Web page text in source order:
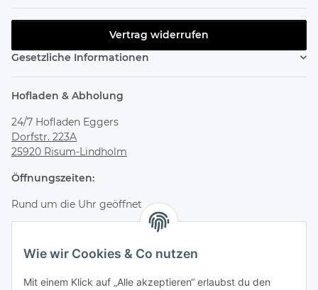
Wie wir Cookies & Co nutzen
Mit einem Klick auf „Alle akzeptieren“ erlaubst du den
Vertrag widerrufen
Gesetzliche Informationen
Hofladen & Abholung
24/7 Hofladen Eggers
Dorfstr. 223A
25920 Risum-Lindholm
Öffnungszeiten:
Rund um die Uhr geöffnet
Bestelle online und hole deine Bestellung jederzeit flexibel
im Hofladen ab.